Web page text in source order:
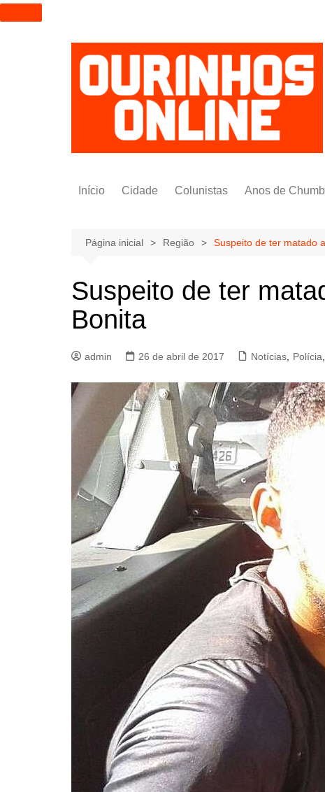
I
r
Início Cidade Colunistas
Pedro Saldida
Bruno Yashinishi
Anos de
Página inicial Região Suspeito de ter matado
Suspeito de ter
Bonita
admin 26 de abril de 2017 Notícias, Polícia,